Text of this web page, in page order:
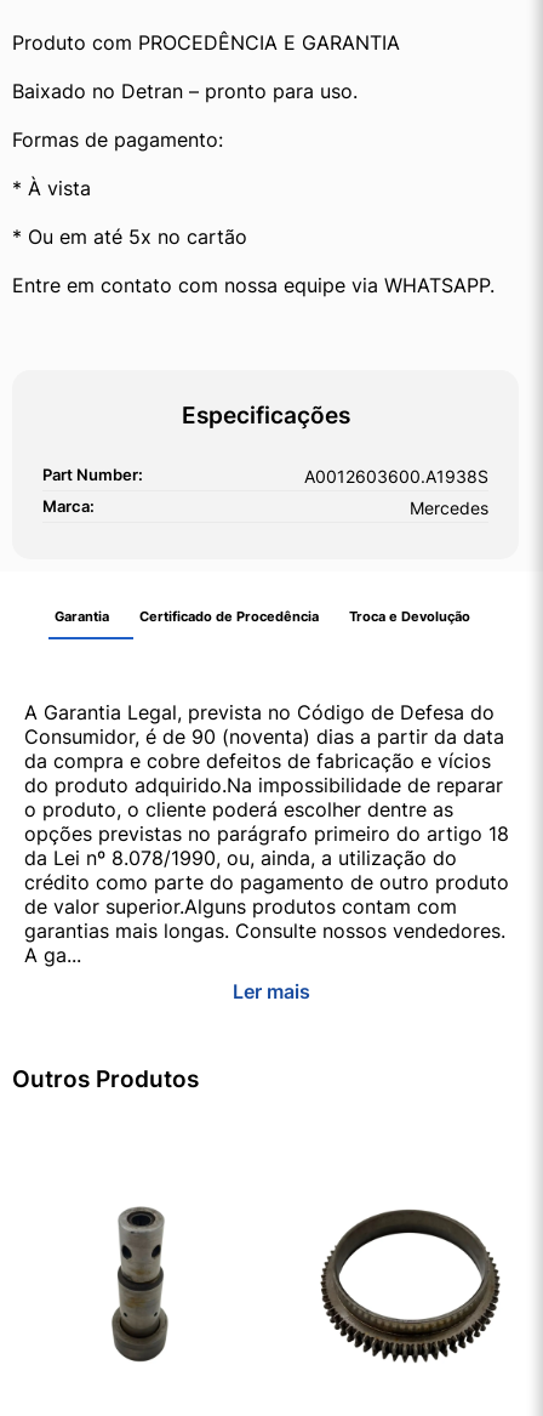
Produto com PROCEDÊNCIA E GARANTIA
Baixado no Detran – pronto para uso.
Formas de pagamento:
* À vista
* Ou em até 5x no cartão
Entre em contato com nossa equipe via WHATSAPP.
Especificações
Part Number: A0012603600.A1938S
Marca: Mercedes
Garantia Certificado de Procedência Troca e Devolução
A Garantia Legal, prevista no Código de Defesa do
Consumidor, é de 90 (noventa) dias a partir da data
da compra e cobre defeitos de fabricação e vícios
do produto adquirido.Na impossibilidade de reparar
o produto, o cliente poderá escolher dentre as
opções previstas no parágrafo primeiro do artigo 18
da Lei nº 8.078/1990, ou, ainda, a utilização do
crédito como parte do pagamento de outro produto
de valor superior.Alguns produtos contam com
garantias mais longas. Consulte nossos vendedores.
A ga...
Ler mais
Outros Produtos